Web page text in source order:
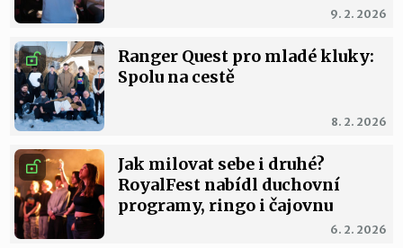
9. 2. 2026
8. 2. 2026
Ranger Quest pro mladé kluky:
Spolu na cestě
6. 2. 2026
Jak milovat sebe i druhé?
RoyalFest nabídl duchovní
programy, ringo i čajovnu